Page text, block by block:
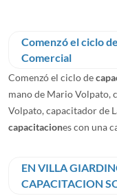
Comenzó el ciclo
Comercial
Comenzó el ciclo de
mano de Mario Volpato,
Volpato, capacitador de
capacitaciones con una
EN VILLA
CAPACITACION